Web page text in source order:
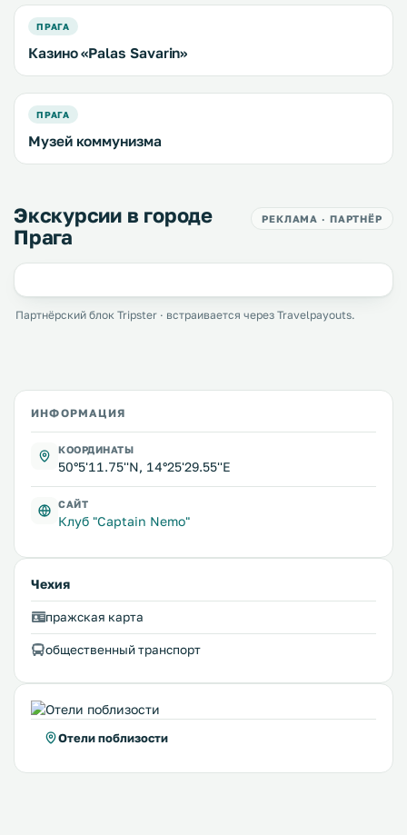
ПРАГА
Казино «Palas Savarin»
ПРАГА
Музей коммунизма
Экскурсии в городе
Прага
РЕКЛАМА · ПАРТНЁР
Партнёрский блок Tripster · встраивается через Travelpayouts.
ИНФОРМАЦИЯ
КООРДИНАТЫ
50°5'11.75''N, 14°25'29.55''E
САЙТ
Клуб "Captain Nemo"
Чехия
пражская карта
общественный транспорт
Отели поблизости